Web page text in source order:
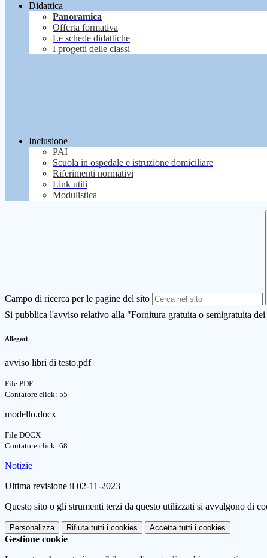
Didattica
Panoramica
Offerta formativa
Le schede didattiche
I progetti delle classi
Inclusione
PAI
Scuola in ospedale e istruzione domiciliare
Riferimenti normativi
Link utili
Modulistica
Campo di ricerca per le pagine del sito
Si pubblica l'avviso relativo alla "Fornitura gratuita o semigratuita
Allegati
avviso libri di testo.pdf
File PDF
Contatore click: 55
modello.docx
File DOCX
Contatore click: 68
Notizie
Ultima revisione il 02-11-2023
Questo sito o gli strumenti terzi da questo utilizzati si avvalgono di
Personalizza Rifiuta tutti i cookies Accetta tutti i cookies
Gestione cookie